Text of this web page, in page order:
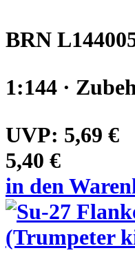
BRN
1:144 ·
UVP: 5,69 €
5,40 €
in den